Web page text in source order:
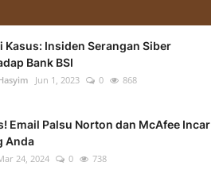
Kasus: Insiden Serangan Siber
Bank BSI
Jun 1, 2023 0 868
Email Palsu Norton dan McAfee Incar
Anda
24, 2024 0 738